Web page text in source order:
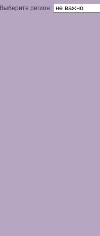
Выберите регион: